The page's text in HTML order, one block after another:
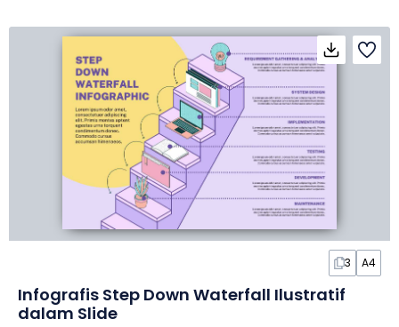
3 A4
Infografis Step Down Waterfall Ilustratif
dalam Slide